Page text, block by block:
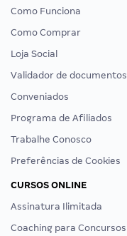
Como Funciona
Como Comprar
Loja Social
Validador de documentos
Conveniados
Programa de Afiliados
Trabalhe Conosco
Preferências de Cookies
CURSOS ONLINE
Assinatura Ilimitada
Coaching para Concursos